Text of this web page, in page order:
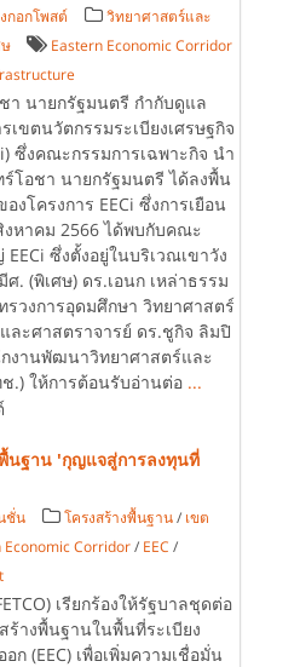
กอกโพสต์
วิทยาศาสตร์และ
Eastern Economic Corridor
า นายกรัฐมนตรี กำกับดูแล
ขตนวัตกรรมระเบียงเศรษฐกิจ
ซึ่งคณะกรรมการเฉพาะกิจ นำ
โอชา นายกรัฐมนตรี ได้ลงพื้น
โครงการ EECi ซึ่งการเยือน
หาคม 2566 ได้พบกับคณะ
ซึ่งตั้งอยู่ในบริเวณเขาวัง
. (พิเศษ) ดร.เอนก เหล่าธรรม
วงการอุดมศึกษา วิทยาศาสตร์
ละศาสตราจารย์ ดร.ชูกิจ ลิมปิ
งานพัฒนาวิทยาศาสตร์และ
.) ให้การต้อนรับอ่านต่อ ...
นฐาน 'กุญแจสู่การลงทุนที่
ชั่น โครงสร้างพื้นฐาน / เขต
Economic Corridor / EEC /
เรียกร้องให้รัฐบาลชุดต่อ
ร้างพื้นฐานในพื้นที่ระเบียง
ก (EEC) เพื่อเพิ่มความเชื่อมั่น